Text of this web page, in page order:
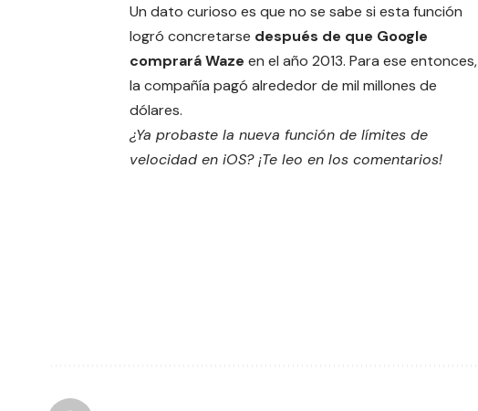
Un dato curioso es que no se sabe si esta función
logró concretarse después de que Google
comprará Waze en el año 2013. Para ese entonces,
la compañía pagó alrededor de mil millones de
dólares.
¿Ya probaste la nueva función de límites de
velocidad en iOS? ¡Te leo en los comentarios!